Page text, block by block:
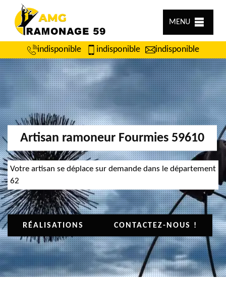
MENU
indisponible indisponible indisponible
Artisan ramoneur Fourmies 59610
Votre artisan se déplace sur demande dans le département
62
RÉALISATIONS CONTACTEZ-NOUS !